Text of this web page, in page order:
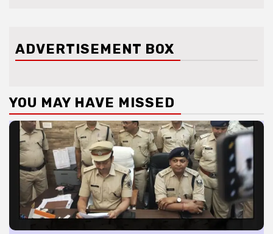
ADVERTISEMENT BOX
YOU MAY HAVE MISSED